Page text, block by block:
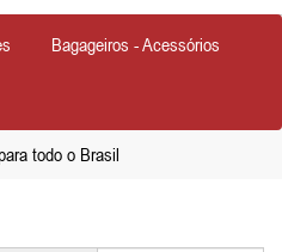
Bagageiros - Acessórios
todo o Brasil